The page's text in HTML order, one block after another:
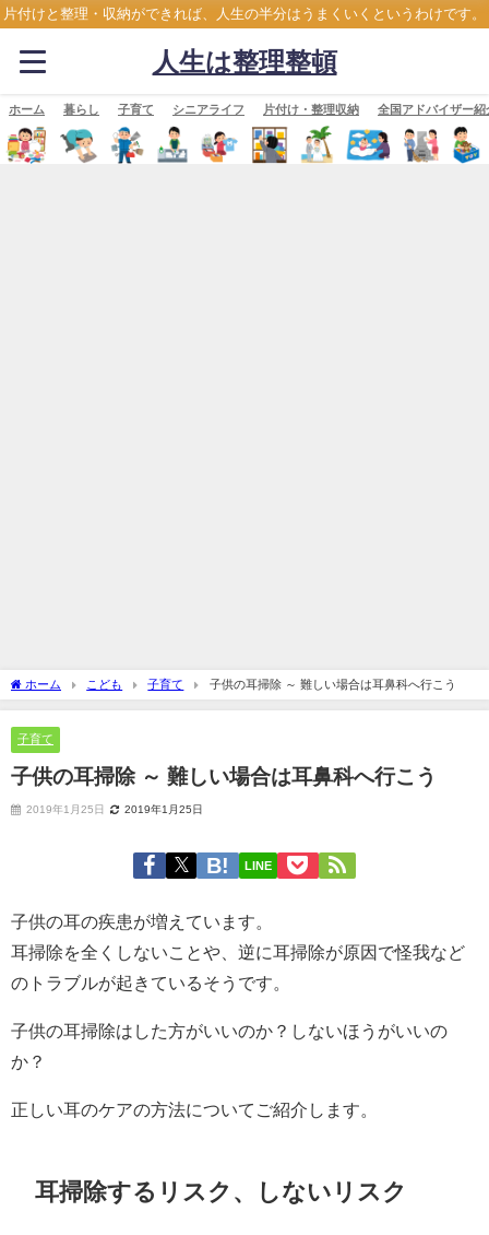
片付けと整理・収納ができれば、人生の半分はうまくいくというわけです。
人生は整理整頓
ホーム 暮らし 子育て シニアライフ 片付け・整理収納 全国アドバイザー紹
ホーム こども 子育て 子供の耳掃除 ～ 難しい場合は耳鼻科へ行こう
子育て
子供の耳掃除 ～ 難しい場合は耳鼻科へ行こう
2019年1月25日 2019年1月25日
LINE
子供の耳の疾患が増えています。
耳掃除を全くしないことや、逆に耳掃除が原因で怪我など
のトラブルが起きているそうです。
子供の耳掃除はした方がいいのか？しないほうがいいの
か？
正しい耳のケアの方法についてご紹介します。
耳掃除するリスク、しないリスク